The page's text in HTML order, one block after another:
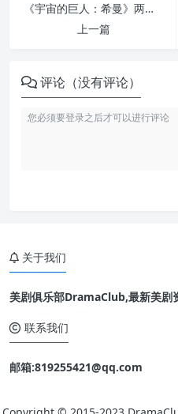
《宇宙的巨人：希曼》两度真人化都成票房毒药？初代希曼杜夫·龙格尔坦言失望又困惑
上一篇
评论（没有评论）
关于我们
美剧俱乐部DramaClub,最新美
联系我们
邮箱:819255421@qq.com